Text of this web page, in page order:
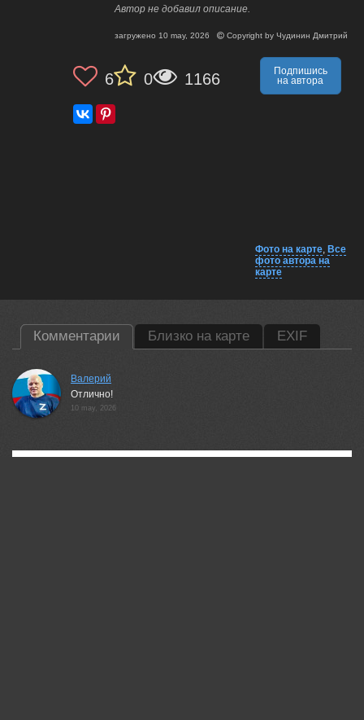
Автор не добавил описание.
загружено 10 may, 2026 Copyright by Чудинин Дмитрий
6 0 1166
Подпишись
на автора
Фото на карте, Все
фото автора на
карте
Комментарии Близко на карте EXIF
Валерий
Отлично!
10 may, 2026